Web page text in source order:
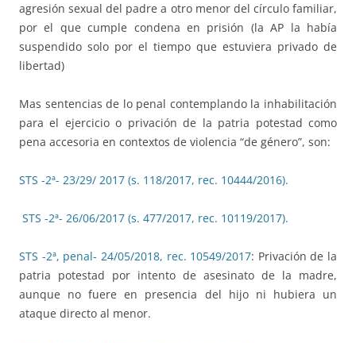
agresión sexual del padre a otro menor del círculo familiar,
por el que cumple condena en prisión (la AP la había
suspendido solo por el tiempo que estuviera privado de
libertad)
Mas sentencias de lo penal contemplando la inhabilitación
para el ejercicio o privación de la patria potestad como
pena accesoria en contextos de violencia “de género”, son:
STS -2ª- 23/29/ 2017 (s. 118/2017, rec. 10444/2016).
STS -2ª- 26/06/2017 (s. 477/2017, rec. 10119/2017).
STS -2ª, penal- 24/05/2018, rec. 10549/2017: Privación de la
patria potestad por intento de asesinato de la madre,
aunque no fuere en presencia del hijo ni hubiera un
ataque directo al menor.